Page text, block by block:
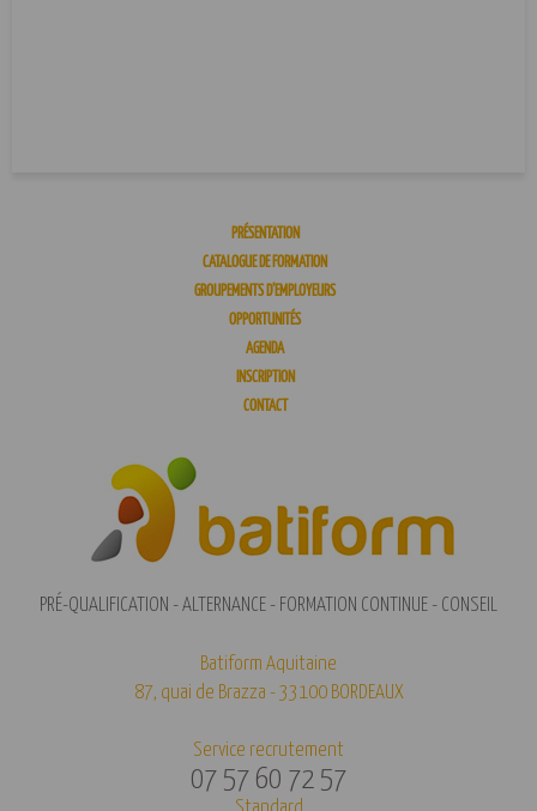
PRÉSENTATION
CATALOGUE DE FORMATION
GROUPEMENTS D’EMPLOYEURS
OPPORTUNITÉS
AGENDA
INSCRIPTION
CONTACT
PRÉ-QUALIFICATION - ALTERNANCE - FORMATION CONTINUE - CONSEIL
Batiform Aquitaine
87, quai de Brazza - 33100 BORDEAUX
Service recrutement
07 57 60 72 57